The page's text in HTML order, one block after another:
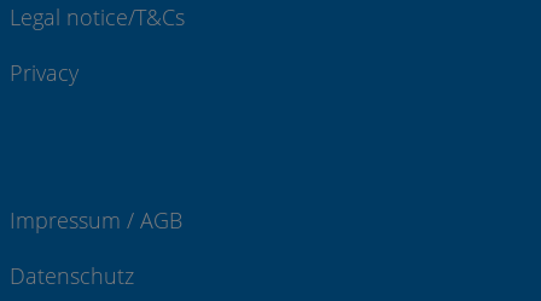
Legal notice/T&Cs
Privacy
Impressum / AGB
Datenschutz